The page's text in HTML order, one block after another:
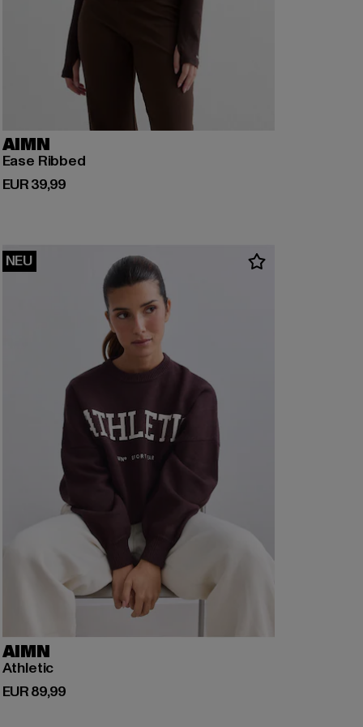
AIMN
Ease Ribbed
EUR 39,99
Derzeitiger Preis: EUR 39,99
NEU
AIMN
Athletic
EUR 89,99
Derzeitiger Preis: EUR 89,99